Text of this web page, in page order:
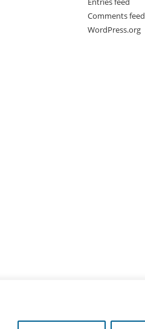
Comments feed
WordPress.org